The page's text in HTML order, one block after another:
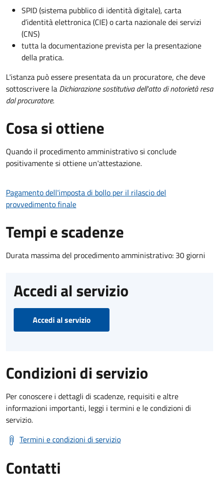
SPID (sistema pubblico di identità digitale), carta
d’identità elettronica (CIE) o carta nazionale dei servizi
(CNS)
tutta la documentazione prevista per la presentazione
della pratica.
L'istanza può essere presentata da un procuratore, che deve
sottoscrivere la Dichiarazione sostitutiva dell'atto di notorietà resa
dal procuratore.
Cosa si ottiene
Quando il procedimento amministrativo si conclude
positivamente si ottiene un'attestazione.
Pagamento dell'imposta di bollo per il rilascio del
provvedimento finale
Tempi e scadenze
Durata massima del procedimento amministrativo: 30 giorni
Accedi al servizio
Accedi al servizio
Condizioni di servizio
Per conoscere i dettagli di scadenze, requisiti e altre
informazioni importanti, leggi i termini e le condizioni di
servizio.
Termini e condizioni di servizio
Contatti